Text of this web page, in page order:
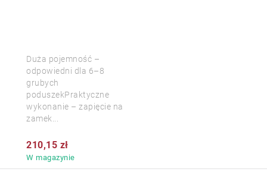
W magazynie
210,15 zł
Duża pojemność –
odpowiedni dla 6–8
grubych
poduszekPraktyczne
wykonanie – zapięcie na
zamek...